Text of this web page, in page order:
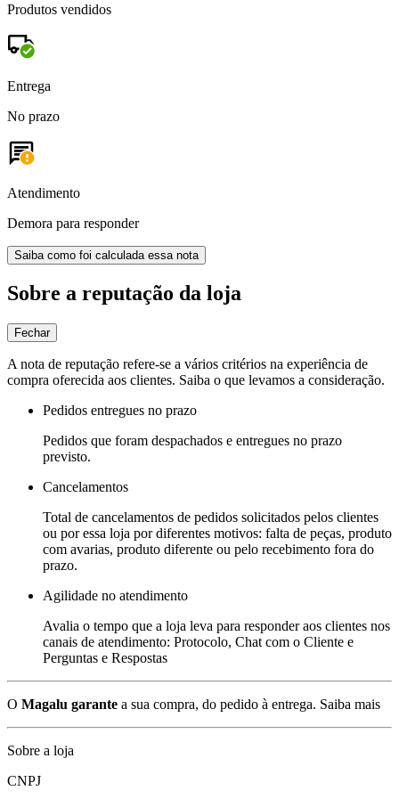
Produtos vendidos
Entrega
No prazo
Atendimento
Demora para responder
Saiba como foi calculada essa nota
Sobre a reputação da loja
Fechar
A nota de reputação refere-se a vários critérios na experiência de
compra oferecida aos clientes. Saiba o que levamos a consideração.
Pedidos entregues no prazo
Pedidos que foram despachados e entregues no prazo
previsto.
Cancelamentos
Total de cancelamentos de pedidos solicitados pelos clientes
ou por essa loja por diferentes motivos: falta de peças, produto
com avarias, produto diferente ou pelo recebimento fora do
prazo.
Agilidade no atendimento
Avalia o tempo que a loja leva para responder aos clientes nos
canais de atendimento: Protocolo, Chat com o Cliente e
Perguntas e Respostas
O Magalu garante a sua compra, do pedido à entrega. Saiba mais
Sobre a loja
CNPJ